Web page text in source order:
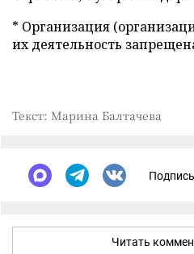
* Организация
их деятельность
Текст: Марина Балтачева
Читать